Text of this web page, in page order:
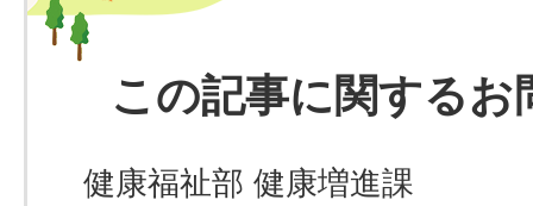
この記事に関するお
健康福祉部 健康増進課